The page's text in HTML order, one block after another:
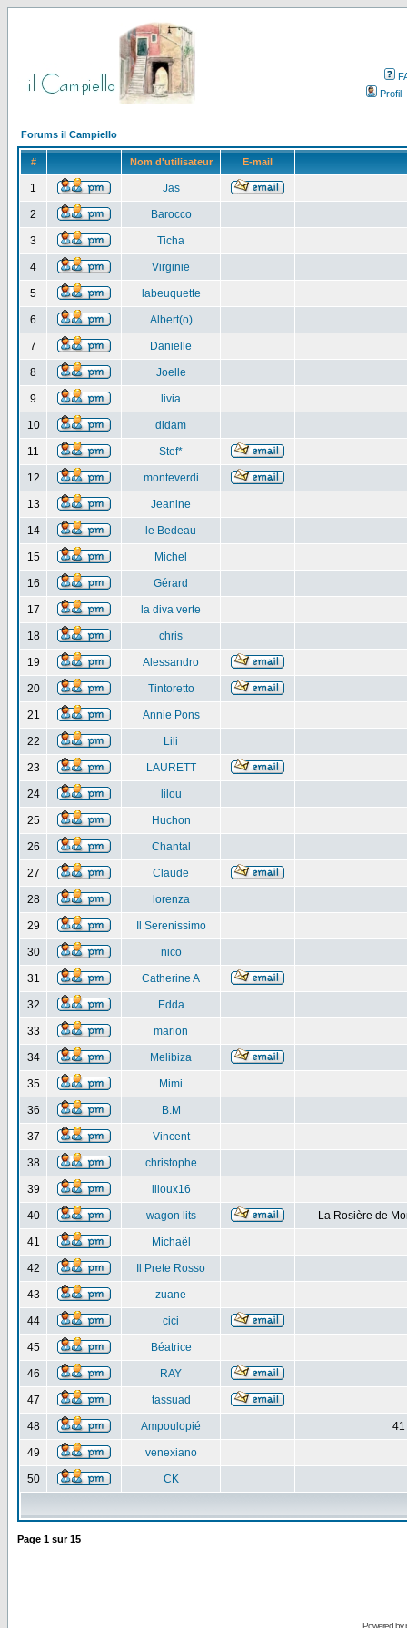
Profil
Forums il Campiello
# Nom d'utilisateur E-mail
1 Jas
2 Barocco
3 Ticha
4 Virginie
5 labeuquette
6 Albert(o)
7 Danielle
8 Joelle
9 livia
10 didam
11 Stef*
12 monteverdi
13 Jeanine
14 le Bedeau
15 Michel
16 Gérard
17 la diva verte
18 chris
19 Alessandro
20 Tintoretto
21 Annie Pons
22 Lili
23 LAURETT
24 lilou
25 Huchon
26 Chantal
27 Claude
28 lorenza
29 Il Serenissimo
30 nico
31 Catherine A
32 Edda
33 marion
34 Melibiza
35 Mimi
36 B.M
37 Vincent
38 christophe
39 liloux16
40 wagon lits La Rosière de
41 Michaël
42 Il Prete Rosso
43 zuane
44 cici
45 Béatrice
46 RAY
47 tassuad
48 Ampoulopié 41
49 venexiano
50 CK
Page 1 sur15
Powered by